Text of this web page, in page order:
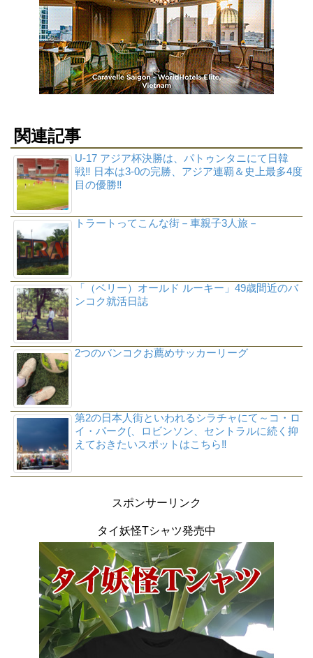
関連記事
U-17 アジア杯決勝は、パトゥンタニにて日韓
戦‼ 日本は3-0の完勝、アジア連覇＆史上最多4度
目の優勝‼
トラートってこんな街－車親子3人旅－
「（ベリー）オールド ルーキー」49歳間近のバ
ンコク就活日誌
2つのバンコクお薦めサッカーリーグ
第2の日本人街といわれるシラチャにて～コ・ロ
イ・パーク(、ロビンソン、セントラルに続く抑
えておきたいスポットはこちら‼
スポンサーリンク
タイ妖怪Tシャツ発売中